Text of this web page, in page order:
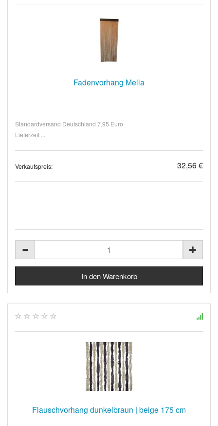
Fadenvorhang Mella
Standardversand Deutschland 7,95 Euro
Lieferzeit ...
Verkaufspreis: 32,56 €
Flauschvorhang dunkelbraun | beige 175 cm